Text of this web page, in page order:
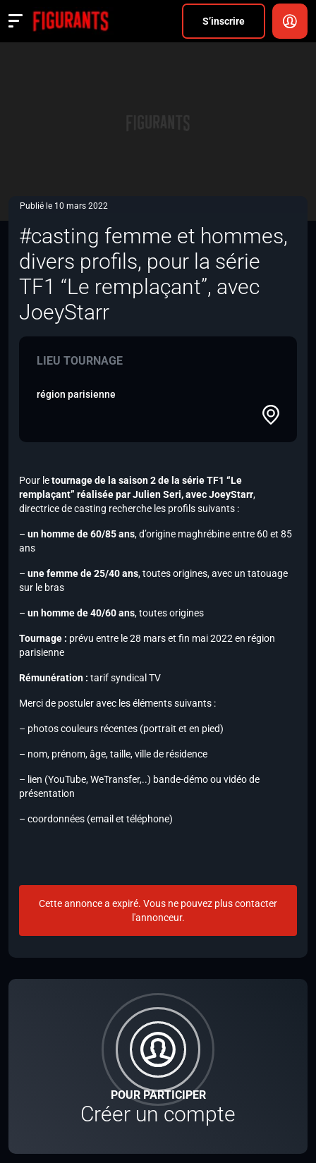
S’inscrire
Actualités
POUR PARTICIPER
Créer un compte
Publié le 10 mars 2022
#casting femme et hommes,
divers profils, pour la série
TF1 “Le remplaçant”, avec
JoeyStarr
LIEU TOURNAGE
région parisienne
Pour letournage de la saison 2 de la série TF1 “Le
remplaçant” réalisée par Julien Seri, avec JoeyStarr,
directrice de casting recherche les profils suivants :
– un homme de 60/85 ans, d’origine maghrébine entre 60 et 85
ans
– une femme de 25/40 ans, toutes origines, avec un tatouage
sur le bras
– un homme de 40/60 ans, toutes origines
Tournage : prévu entre le 28 mars et fin mai 2022 en région
parisienne
Rémunération : tarif syndical TV
Merci de postuler avec les éléments suivants :
– photos couleurs récentes (portrait et en pied)
– nom, prénom, âge, taille, ville de résidence
– lien (YouTube, WeTransfer,..) bande-démo ou vidéo de
présentation
– coordonnées (email et téléphone)
Cette annonce a expiré. Vous ne pouvez plus contacter
l'annonceur.